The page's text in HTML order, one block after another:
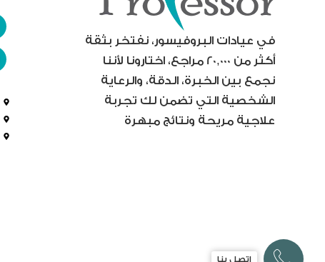
في عيادات البروفيسور، نفتخر بثقة
أكثر من 20,000 مراجع، اختارونا لأننا
نجمع بين الخبرة، الدقة، والرعاية
الشخصية التي تضمن لك تجربة
علاجية مريحة ونتائج مبهرة
اتصل بنا